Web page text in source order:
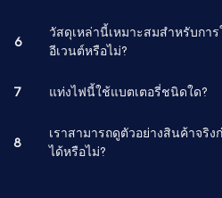
6
วัสดุเหล่านี้เหมาะสมสำหรับกา
อีเวนต์หรือไม่?
7 แท่งไฟนี้ใช้แบตเตอรี่ชนิดใด?
8
เราสามารถดูตัวอย่างสินค้าจริ
ได้หรือไม่?